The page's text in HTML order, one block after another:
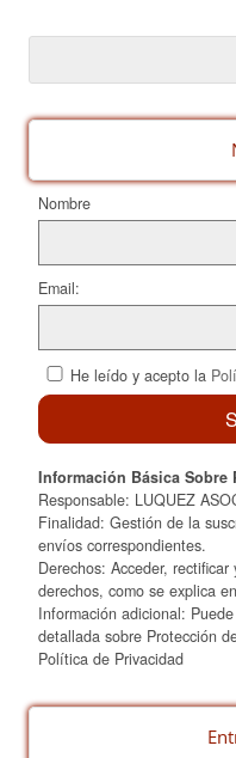
e
b
o
k
e
st
Nombre
Email:
He leído y acepto la
Información Básica Sobre
Responsable: LUQUEZ
Finalidad: Gestión de la
envíos correspondientes.
Derechos: Acceder,
derechos, como se explica
Información adicional:
detallada sobre Protección
Política de Privacidad